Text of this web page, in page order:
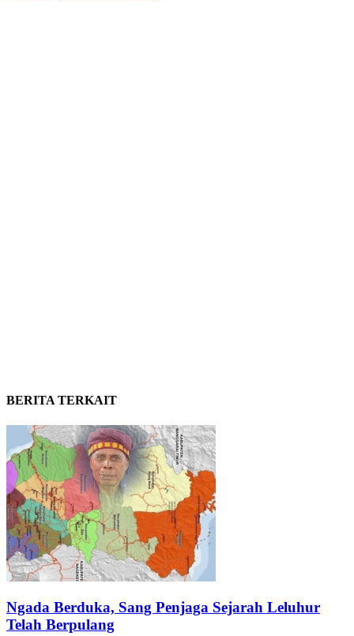
BERITA TERKAIT
Ngada Berduka, Sang Penjaga Sejarah Leluhur
Telah Berpulang